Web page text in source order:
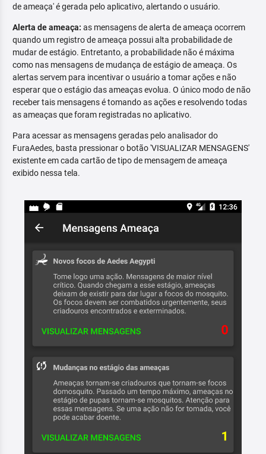
de ameaça' é gerada pelo aplicativo, alertando o usuário.
Alerta de ameaça: as mensagens de alerta de ameaça ocorrem
quando um registro de ameaça possui alta probabilidade de
mudar de estágio. Entretanto, a probabilidade não é máxima
como nas mensagens de mudança de estágio de ameaça. Os
alertas servem para incentivar o usuário a tomar ações e não
esperar que o estágio das ameaças evolua. O único modo de não
receber tais mensagens é tomando as ações e resolvendo todas
as ameaças que foram registradas no aplicativo.
Para acessar as mensagens geradas pelo analisador do
FuraAedes, basta pressionar o botão 'VISUALIZAR MENSAGENS'
existente em cada cartão de tipo de mensagem de ameaça
exibido nessa tela.